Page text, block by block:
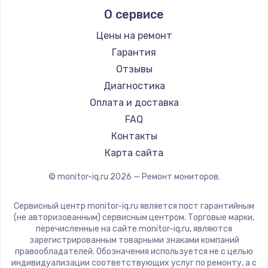
Замена SSD
от 1045 руб.
Заказать
Настройка BIOS
от 930 руб.
Заказать
Настройка ОС
от 1090 руб.
Восстановление данных
от 990 руб.
Заказать
Thunderobot
Hisense
АОС
Ardor
Machenike
iru
Titan Army
iFFALCON
Dahua
О сервисе
Цены на ремонт
Гарантия
Отзывы
Диагностика
Оплата и доставка
FAQ
Контакты
Карта сайта
© monitor-iq.ru 2026 — Ремонт мониторов.
Сервисный центр monitor-iq.ru является пост гарантийным
(не авторизованным) сервисным центром. Торговые марки,
перечисленные на сайте monitor-iq.ru, являются
зарегистрированным товарными знаками компаний
правообладателей. Обозначения используется не с целью
индивидуализации соответствующих услуг по ремонту, а с